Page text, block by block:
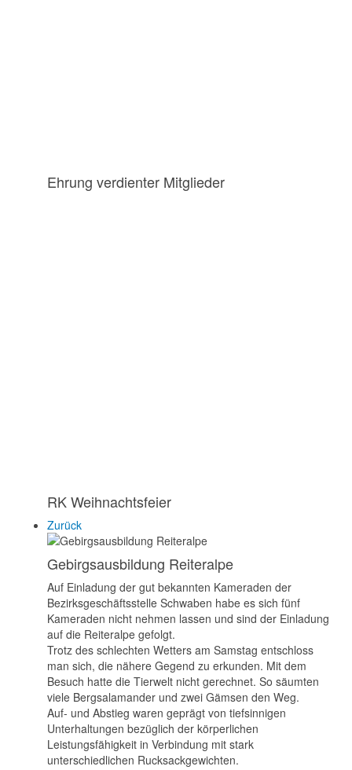
Ehrung verdienter Mitglieder
RK Weihnachtsfeier
Zurück
Gebirgsausbildung Reiteralpe
Auf Einladung der gut bekannten Kameraden der
Bezirksgeschäftsstelle Schwaben habe es sich fünf
Kameraden nicht nehmen lassen und sind der Einladung
auf die Reiteralpe gefolgt.
Trotz des schlechten Wetters am Samstag entschloss
man sich, die nähere Gegend zu erkunden. Mit dem
Besuch hatte die Tierwelt nicht gerechnet. So säumten
viele Bergsalamander und zwei Gämsen den Weg.
Auf- und Abstieg waren geprägt von tiefsinnigen
Unterhaltungen bezüglich der körperlichen
Leistungsfähigkeit in Verbindung mit stark
unterschiedlichen Rucksackgewichten.